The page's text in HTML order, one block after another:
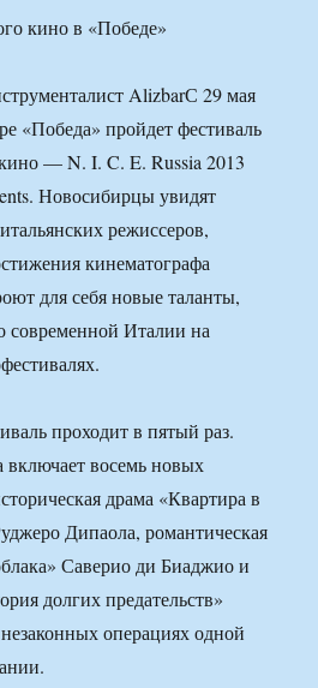
кино в «Победе»
AlizbarС 29 мая
«Победа» пройдет фестиваль
— N. I. C. E. Russia 2013
Новосибирцы увидят
режиссеров,
кинематографа
для себя новые таланты,
современной Италии на
проходит в пятый раз.
включает восемь новых
драма «Квартира в
Дипаола, романтическая
Саверио ди Биаджио и
долгих предательств»
операциях одной